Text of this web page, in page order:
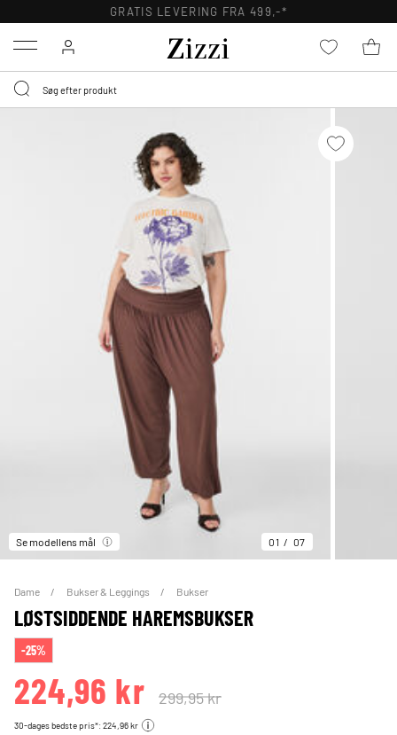
GRATIS LEVERING FRA 499,-*
Menu
Se modellens mål 01 07
Dame Bukser & Leggings Bukser
LØSTSIDDENDE HAREMSBUKSER
-25%
224,96 kr 299,95 kr
30-dages bedste pris*: 224,96 kr